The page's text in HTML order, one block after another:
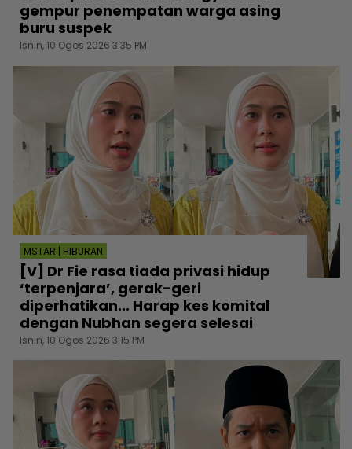
gempur penempatan warga asing
buru suspek
Isnin, 10 Ogos 2026 3:35 PM
MSTAR | HIBURAN
[V] Dr Fie rasa tiada privasi hidup
‘terpenjara’, gerak-geri
diperhatikan... Harap kes komital
dengan Nubhan segera selesai
Isnin, 10 Ogos 2026 3:15 PM